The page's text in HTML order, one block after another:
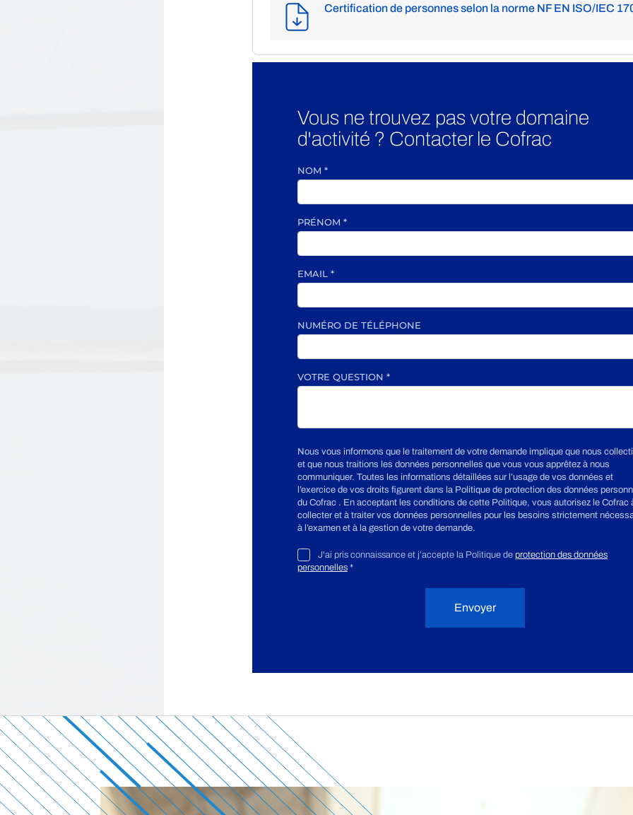
Certification de personnes selon la norme NF EN ISO/IEC
Vous ne trouvez pas votre domaine
d'activité ? Contacter le Cofrac
NOM *
PRÉNOM *
EMAIL *
NUMÉRO DE TÉLÉPHONE
VOTRE QUESTION *
Nous vous informons que le traitement de votre demande implique que nous
et que nous traitions les données personnelles que vous vous apprêtez à nous
communiquer. Toutes les informations détaillées sur l’usage de vos données et
l’exercice de vos droits figurent dans la Politique de protection des données
du Cofrac . En acceptant les conditions de cette Politique, vous autorisez le Cofrac
collecter et à traiter vos données personnelles pour les besoins strictement
à l’examen et à la gestion de votre demande.
J'ai pris connaissance et j’accepte la Politique de protection des données
personnelles *
Envoyer